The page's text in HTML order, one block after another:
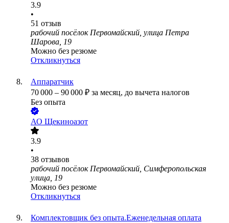
3.9
•
51 отзыв
рабочий посёлок Первомайский, улица Петра
Шарова, 19
Можно без резюме
Откликнуться
Аппаратчик
70 000 – 90 000 ₽ за месяц, до вычета налогов
Без опыта
АО Щекиноазот
3.9
•
38 отзывов
рабочий посёлок Первомайский, Симферопольская
улица, 19
Можно без резюме
Откликнуться
Комплектовщик без опыта.Еженедельная оплата